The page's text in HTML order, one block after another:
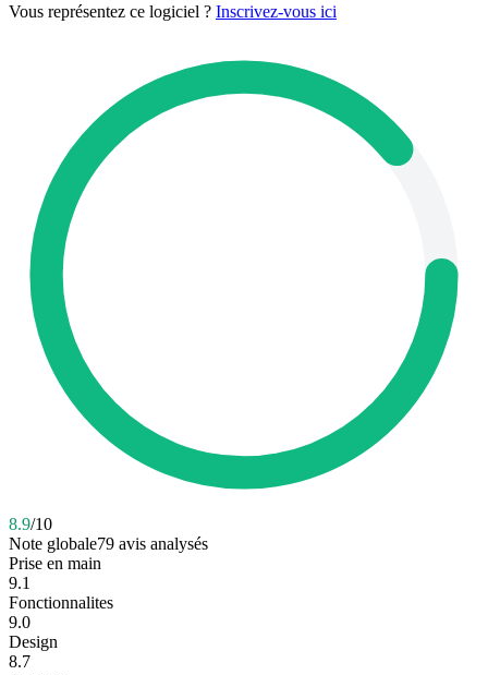
Vous représentez ce logiciel ? Inscrivez-vous ici
8.9/10
Note globale79 avis analysés
Prise en main
9.1
Fonctionnalites
9.0
Design
8.7